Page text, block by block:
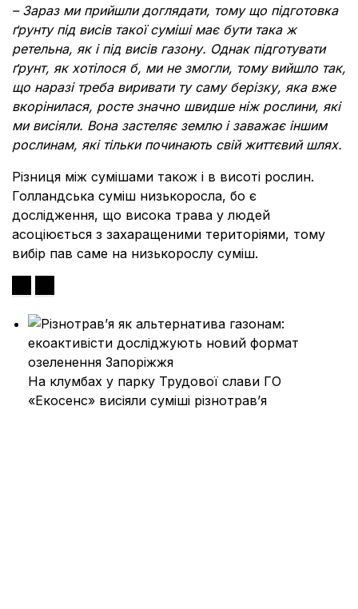
– Зараз ми прийшли доглядати, тому що підготовка
ґрунту під висів такої суміші має бути така ж
ретельна, як і під висів газону. Однак підготувати
ґрунт, як хотілося б, ми не змогли, тому вийшло так,
що наразі треба виривати ту саму берізку, яка вже
вкорінилася, росте значно швидше ніж рослини, які
ми висіяли. Вона застеляє землю і заважає іншим
рослинам, які тільки починають свій життєвий шлях.
Різниця між сумішами також і в висоті рослин.
Голландська суміш низькоросла, бо є
дослідження, що висока трава у людей
асоціюється з захаращеними територіями, тому
вибір пав саме на низькорослу суміш.
На клумбах у парку Трудової слави ГО
«Екосенс» висіяли суміші різнотрав’я